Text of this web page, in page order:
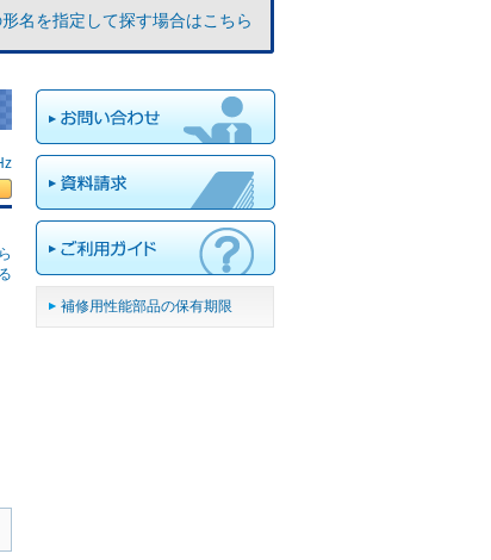
名を指定して探す場合はこちら
補修用性能部品の保有期限